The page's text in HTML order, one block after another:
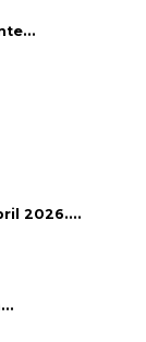
2026....